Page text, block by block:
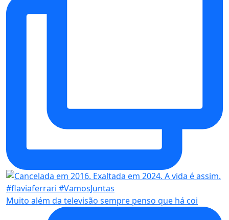
Muito além da televisão sempre penso que há coi